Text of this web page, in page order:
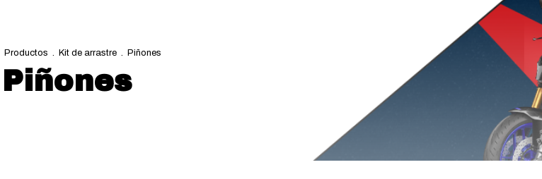
Productos . Kit de arrastre . Piñones
Piñones